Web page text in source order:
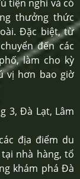
tiện nghi và có
thưởng thức
Đặc biệt, từ
đến các
làm cho kỳ
vị hơn bao giờ
3, Đà Lạt, Lâm
địa điểm du
nhà hàng, tổ
khám phá Đà